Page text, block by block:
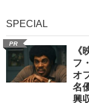
SPECIAL
PR
《
フ
オ
名
興